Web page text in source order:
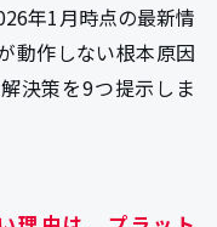
年1月時点の最新情
動作しない根本原因
決策を9つ提示しま